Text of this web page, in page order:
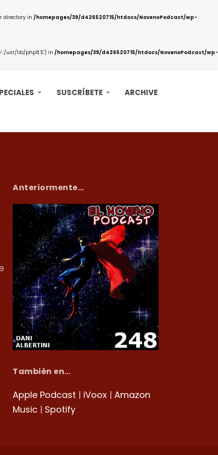
directory in /homepages/39/d426520715/htdocs/NovenoPodcast/wp-
usr/lib/php8.5') in /homepages/39/d426520715/htdocs/NovenoPodcast/wp-
SUSCRÍBETE ARCHIVE
Anteriormente…
También en…
Apple Podcast | iVoox | Amazon
Music | Spotify